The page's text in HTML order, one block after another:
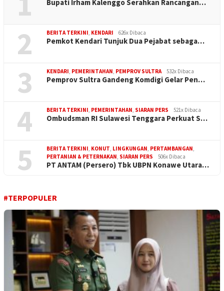
Bupati Irham Kalenggo Serahkan Rancangan…
2 BERITA TERKINI, KENDARI 626x Dibaca
Pemkot Kendari Tunjuk Dua Pejabat sebaga…
3 KENDARI, PEMERINTAHAN, PEMPROV SULTRA 532x Dibaca
Pemprov Sultra Gandeng Komdigi Gelar Pen…
4 BERITA TERKINI, PEMERINTAHAN, SIARAN PERS 521x Dibaca
Ombudsman RI Sulawesi Tenggara Perkuat S…
5 BERITA TERKINI, KONUT, LINGKUNGAN, PERTAMBANGAN,
PERTANIAN & PETERNAKAN, SIARAN PERS 506x Dibaca
PT ANTAM (Persero) Tbk UBPN Konawe Utara…
#TERPOPULER